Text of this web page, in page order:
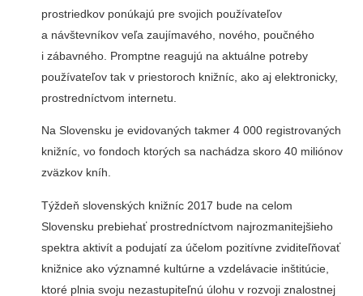
prostriedkov ponúkajú pre svojich používateľov
a návštevníkov veľa zaujímavého, nového, poučného
i zábavného. Promptne reagujú na aktuálne potreby
používateľov tak v priestoroch knižníc, ako aj elektronicky,
prostredníctvom internetu.
Na Slovensku je evidovaných takmer 4 000 registrovaných
knižníc, vo fondoch ktorých sa nachádza skoro 40 miliónov
zväzkov kníh.
Týždeň slovenských knižníc 2017 bude na celom
Slovensku prebiehať prostredníctvom najrozmanitejšieho
spektra aktivít a podujatí za účelom pozitívne zviditeľňovať
knižnice ako významné kultúrne a vzdelávacie inštitúcie,
ktoré plnia svoju nezastupiteľnú úlohu v rozvoji znalostnej